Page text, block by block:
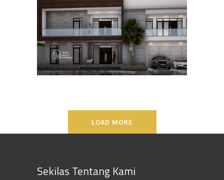
DESAIN RUMAH TERBAIK
LOAD MORE
Sekilas Tentang Kami